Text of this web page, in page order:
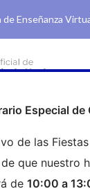
de Enseñanza
Especial de
de las
que nuestro
de 10:00 a